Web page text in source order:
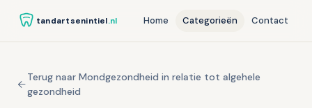
tandartsenintiel.nl Home Categorieën Contact
Terug naar Mondgezondheid in relatie tot algehele
gezondheid